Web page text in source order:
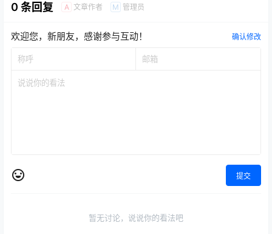
0 条回复 A 文章作者 M 管理员
欢迎您，新朋友，感谢参与互动！ 确认修改
提交
暂无讨论，说说你的看法吧